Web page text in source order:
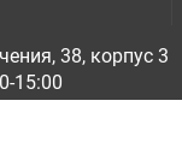
38, корпус 3
15:00